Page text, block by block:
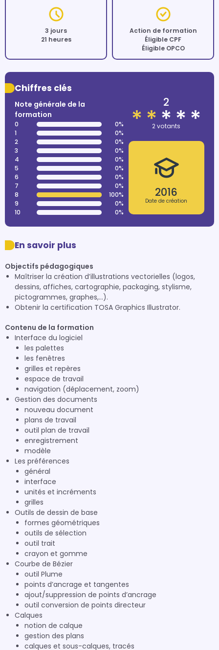
3 jours
21 heures
Action de formation
Éligible CPF
Éligible OPCO
Chiffres clés
Note générale de la
formation
0
0%
1
0%
2
0%
3
0%
4
0%
5
0%
6
0%
7
0%
8
100%
9
0%
10
0%
2
2 votants
2016
Date de création
En savoir plus
Objectifs pédagogiques
Maîtriser la création d’illustrations vectorielles (logos,
dessins, affiches, cartographie, packaging, stylisme,
pictogrammes, graphes,...).
Obtenir la certification TOSA Graphics Illustrator.
Contenu de la formation
Interface du logiciel
les palettes
les fenêtres
grilles et repères
espace de travail
navigation (déplacement, zoom)
Gestion des documents
nouveau document
plans de travail
outil plan de travail
enregistrement
modèle
Les préférences
général
interface
unités et incréments
grilles
Outils de dessin de base
formes géométriques
outils de sélection
outil trait
crayon et gomme
Courbe de Bézier
outil Plume
points d’ancrage et tangentes
ajout/suppression de points d’ancrage
outil conversion de points directeur
Calques
notion de calque
gestion des plans
calques et sous-calques, tracés